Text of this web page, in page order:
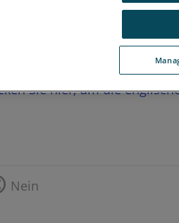
Sie hier, um die
Nein